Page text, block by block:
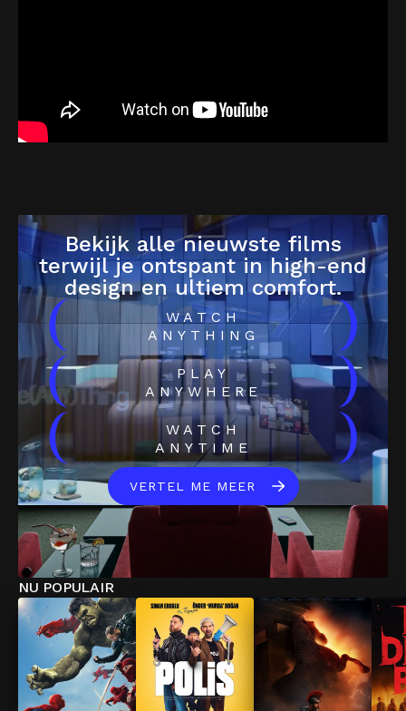
Bekijk alle nieuwste films
terwijl je ontspant in high-end
design en ultiem comfort.
(
WATCH
ANYTHING
)
(
PLAY
ANYWHERE
)
(
WATCH
ANYTIME
)
VERTEL ME MEER
NU POPULAIR